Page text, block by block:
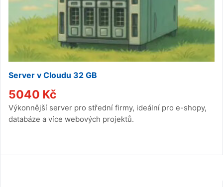
Server v Cloudu 32 GB
5040 Kč
Výkonnější server pro střední firmy, ideální pro e-shopy,
databáze a více webových projektů.